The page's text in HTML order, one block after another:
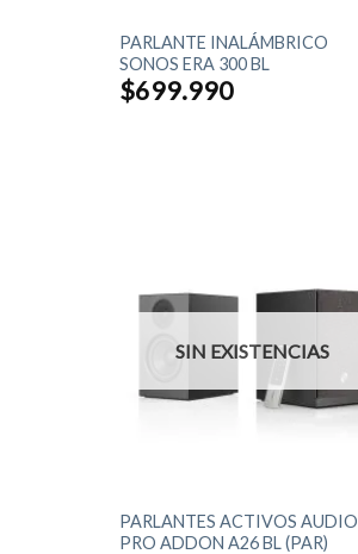
PARLANTE INALÁMBRICO
SONOS ERA 300 BL
$699.990
SIN EXISTENCIAS
PARLANTES ACTIVOS AUDIO
PRO ADDON A26 BL (PAR)